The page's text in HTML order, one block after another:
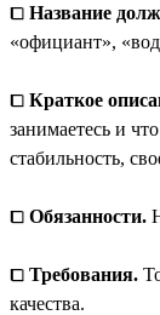
⧠ Название
«официант»,
⧠ Краткое
занимаетесь и
стабильность,
⧠ Обязанности.
⧠ Требования.
качества.